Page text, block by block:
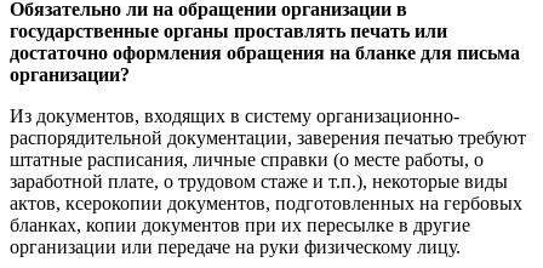
Обязательно ли на обращении организации в
государственные органы проставлять печать или
достаточно оформления обращения на бланке для письма
организации?
Из документов, входящих в систему организационно-
распорядительной документации, заверения печатью требуют
штатные расписания, личные справки (о месте работы, о
заработной плате, о трудовом стаже и т.п.), некоторые виды
актов, ксерокопии документов, подготовленных на гербовых
бланках, копии документов при их пересылке в другие
организации или передаче на руки физическому лицу.